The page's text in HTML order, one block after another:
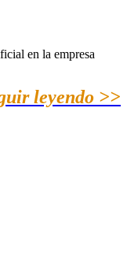
en la empresa
leyendo >>